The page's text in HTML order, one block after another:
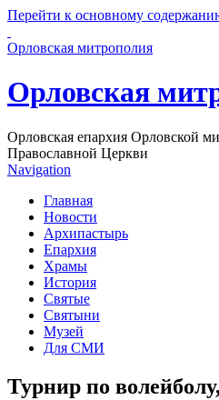
Перейти к основному
Орловская митрополия
Орловская
Орловская епархия Орловской
Православной Церкви
Navigation
Главная
Новости
Архипастырь
Епархия
Храмы
История
Святые
Святыни
Музей
Для СМИ
Турнир по